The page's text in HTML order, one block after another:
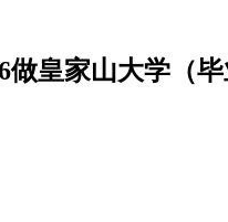
做皇家山大学（